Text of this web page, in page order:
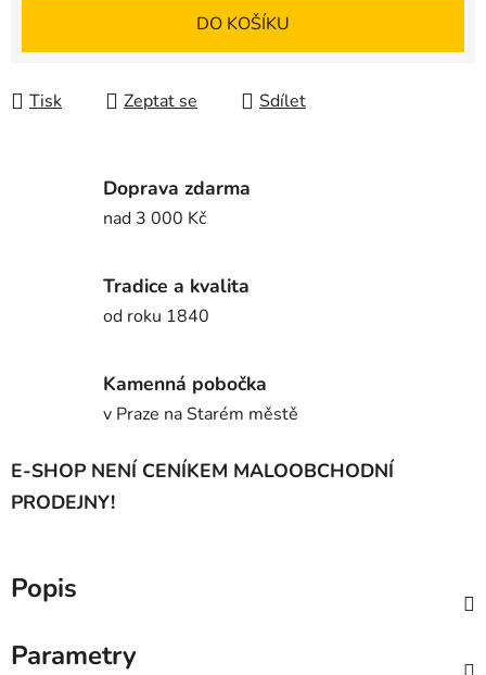
DO KOŠÍKU
Tisk Zeptat se Sdílet
Doprava zdarma
nad 3 000 Kč
Tradice a kvalita
od roku 1840
Kamenná pobočka
v Praze na Starém městě
E-SHOP NENÍ CENÍKEM MALOOBCHODNÍ
PRODEJNY!
Popis
Parametry